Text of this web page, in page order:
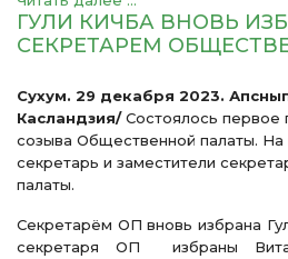
ГУЛИ КИЧБА ВНОВЬ
СЕКРЕТАРЕМ
Сухум. 29 декабря 2023.
Касландзия/Состоялось первое
созыва Общественной палаты.
секретарь и заместители
палаты.
Секретарём ОП вновь избрана
секретаря ОП избраны